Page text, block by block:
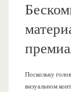
Поскольку
визуальном